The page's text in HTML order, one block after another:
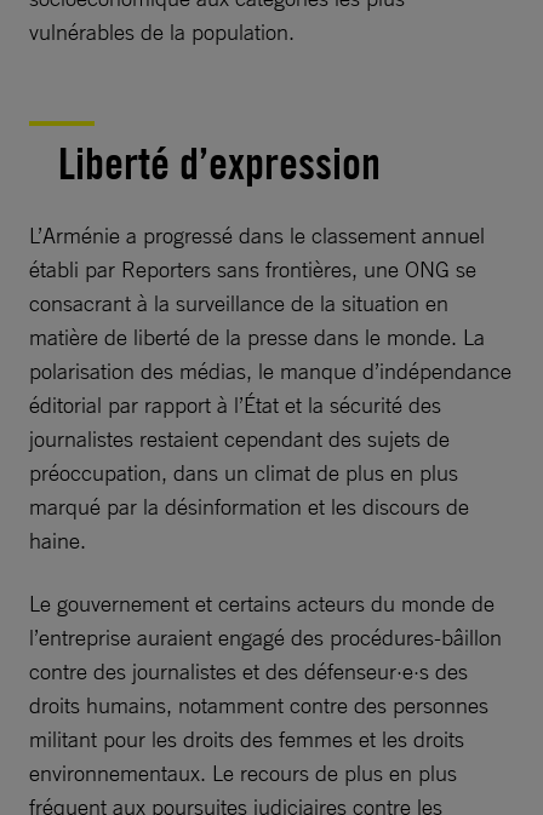
vulnérables de la population.
Liberté d’expression
L’Arménie a progressé dans le classement annuel
établi par Reporters sans frontières, une ONG se
consacrant à la surveillance de la situation en
matière de liberté de la presse dans le monde. La
polarisation des médias, le manque d’indépendance
éditorial par rapport à l’État et la sécurité des
journalistes restaient cependant des sujets de
préoccupation, dans un climat de plus en plus
marqué par la désinformation et les discours de
haine.
Le gouvernement et certains acteurs du monde de
l’entreprise auraient engagé des procédures-bâillon
contre des journalistes et des défenseur·e·s des
droits humains, notamment contre des personnes
militant pour les droits des femmes et les droits
environnementaux. Le recours de plus en plus
fréquent aux poursuites judiciaires contre les